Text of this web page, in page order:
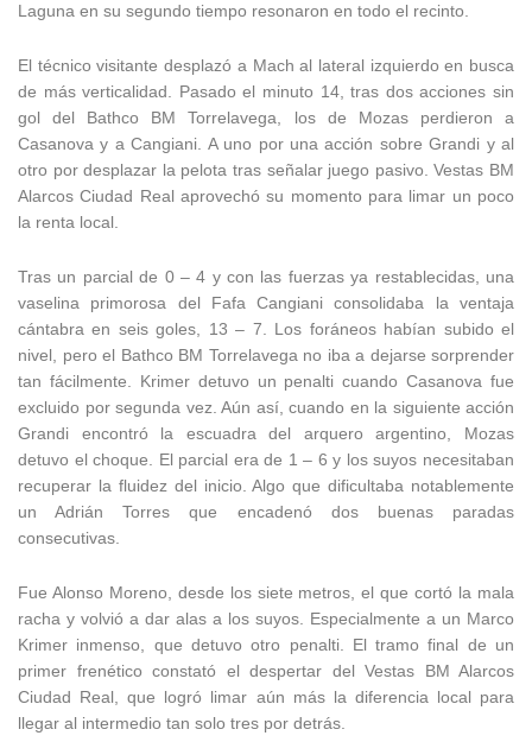
Laguna en su segundo tiempo resonaron en todo el recinto.
El técnico visitante desplazó a Mach al lateral izquierdo en busca
de más verticalidad. Pasado el minuto 14, tras dos acciones sin
gol del Bathco BM Torrelavega, los de Mozas perdieron a
Casanova y a Cangiani. A uno por una acción sobre Grandi y al
otro por desplazar la pelota tras señalar juego pasivo. Vestas BM
Alarcos Ciudad Real aprovechó su momento para limar un poco
la renta local.
Tras un parcial de 0 – 4 y con las fuerzas ya restablecidas, una
vaselina primorosa del Fafa Cangiani consolidaba la ventaja
cántabra en seis goles, 13 – 7. Los foráneos habían subido el
nivel, pero el Bathco BM Torrelavega no iba a dejarse sorprender
tan fácilmente. Krimer detuvo un penalti cuando Casanova fue
excluido por segunda vez. Aún así, cuando en la siguiente acción
Grandi encontró la escuadra del arquero argentino, Mozas
detuvo el choque. El parcial era de 1 – 6 y los suyos necesitaban
recuperar la fluidez del inicio. Algo que dificultaba notablemente
un Adrián Torres que encadenó dos buenas paradas
consecutivas.
Fue Alonso Moreno, desde los siete metros, el que cortó la mala
racha y volvió a dar alas a los suyos. Especialmente a un Marco
Krimer inmenso, que detuvo otro penalti. El tramo final de un
primer frenético constató el despertar del Vestas BM Alarcos
Ciudad Real, que logró limar aún más la diferencia local para
llegar al intermedio tan solo tres por detrás.